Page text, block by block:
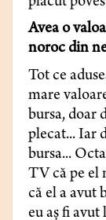
Avea o
noroc din
Tot ce
mare
bursa, doar
plecat... Iar
bursa...
TV că pe el
că el a avut
eu aş fi avut